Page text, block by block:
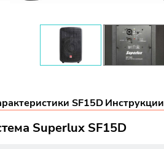
SF15DИнструкции
Superlux SF15D